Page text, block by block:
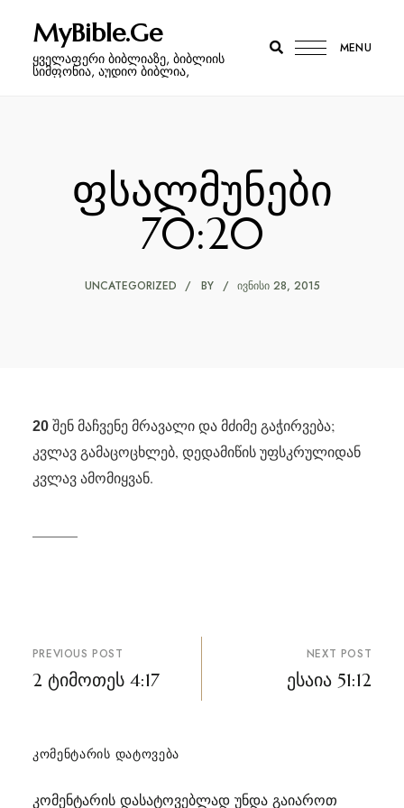
MyBible.Ge
ყველაფერი ბიბლიაზე, ბიბლიის
სიმფონია, აუდიო ბიბლია,
MENU
ფსალმუნები
70:20
UNCATEGORIZED BY ᲘᲕᲜᲘᲡᲘ 28, 2015
20 შენ მაჩვენე მრავალი და მძიმე გაჭირვება;
კვლავ გამაცოცხლებ, დედამიწის უფსკრულიდან
კვლავ ამომიყვან.
პოსტის
ნავიგაცია
PREVIOUS POST
2 ტიმოთეს 4:17
NEXT POST
ესაია 51:12
ᲙᲝᲛᲔᲜᲢᲐᲠᲘᲡ ᲓᲐᲢᲝᲕᲔᲑᲐ
კომენტარის დასატოვებლად უნდა გაიაროთ